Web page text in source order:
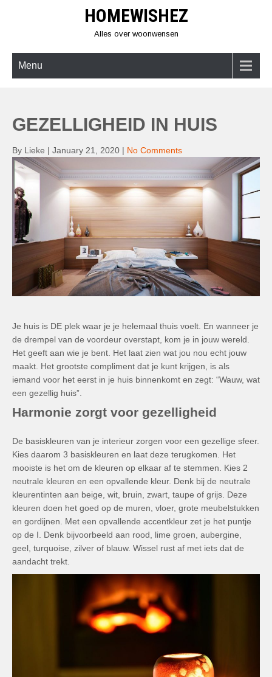
HOMEWISHEZ
Alles over woonwensen
Menu
GEZELLIGHEID IN HUIS
By Lieke | January 21, 2020 | No Comments
Je huis is DE plek waar je je helemaal thuis voelt. En wanneer je
de drempel van de voordeur overstapt, kom je in jouw wereld.
Het geeft aan wie je bent. Het laat zien wat jou nou echt jouw
maakt. Het grootste compliment dat je kunt krijgen, is als
iemand voor het eerst in je huis binnenkomt en zegt: “Wauw, wat
een gezellig huis”.
Harmonie zorgt voor gezelligheid
De basiskleuren van je interieur zorgen voor een gezellige sfeer.
Kies daarom 3 basiskleuren en laat deze terugkomen. Het
mooiste is het om de kleuren op elkaar af te stemmen. Kies 2
neutrale kleuren en een opvallende kleur. Denk bij de neutrale
kleurentinten aan beige, wit, bruin, zwart, taupe of grijs. Deze
kleuren doen het goed op de muren, vloer, grote meubelstukken
en gordijnen. Met een opvallende accentkleur zet je het puntje
op de I. Denk bijvoorbeeld aan rood, lime groen, aubergine,
geel, turquoise, zilver of blauw. Wissel rust af met iets dat de
aandacht trekt.